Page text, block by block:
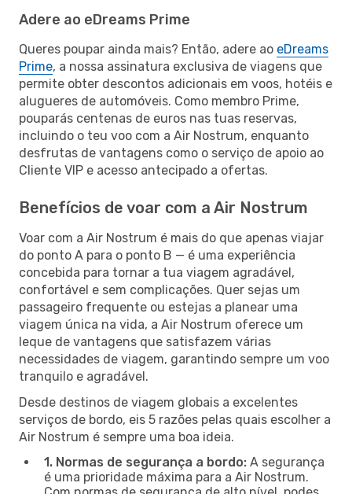
Adere ao eDreams Prime
Queres poupar ainda mais? Então, adere ao eDreams
Prime, a nossa assinatura exclusiva de viagens que
permite obter descontos adicionais em voos, hotéis e
alugueres de automóveis. Como membro Prime,
pouparás centenas de euros nas tuas reservas,
incluindo o teu voo com a Air Nostrum, enquanto
desfrutas de vantagens como o serviço de apoio ao
Cliente VIP e acesso antecipado a ofertas.
Benefícios de voar com a Air Nostrum
Voar com a Air Nostrum é mais do que apenas viajar
do ponto A para o ponto B — é uma experiência
concebida para tornar a tua viagem agradável,
confortável e sem complicações. Quer sejas um
passageiro frequente ou estejas a planear uma
viagem única na vida, a Air Nostrum oferece um
leque de vantagens que satisfazem várias
necessidades de viagem, garantindo sempre um voo
tranquilo e agradável.
Desde destinos de viagem globais a excelentes
serviços de bordo, eis 5 razões pelas quais escolher a
Air Nostrum é sempre uma boa ideia.
1. Normas de segurança a bordo: A segurança
é uma prioridade máxima para a Air Nostrum.